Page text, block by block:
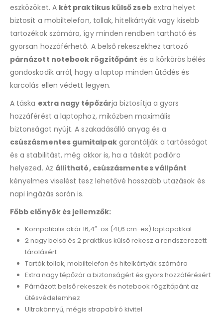
eszközöket. A két praktikus külső zsebextra helyet
biztosít a mobiltelefon, tollak, hitelkártyák vagy kisebb
tartozékok számára, így minden rendben tartható és
gyorsan hozzáférhető. A belső rekeszekhez tartozó
párnázott notebook rögzítőpánt és a körkörös bélés
gondoskodik arról, hogy a laptop minden ütődés és
karcolás ellen védett legyen.
A táska extra nagy tépőzárja biztosítja a gyors
hozzáférést a laptophoz, miközben maximális
biztonságot nyújt. A szakadásálló anyag és a
csúszásmentes gumitalpakgarantálják a tartósságot
és a stabilitást, még akkor is, ha a táskát padlóra
helyezed. Az állítható, csúszásmentes vállpánt
kényelmes viselést tesz lehetővé hosszabb utazások és
napi ingázás során is.
Főbb előnyök és jellemzők:
Kompatibilis akár 16,4″-os (41,6 cm-es) laptopokkal
2 nagy belső és 2 praktikus külső rekesz a rendszerezett
tárolásért
Tartók tollak, mobiltelefon és hitelkártyák számára
Extra nagy tépőzár a biztonságért és gyors hozzáférésért
Párnázott belső rekeszek és notebook rögzítőpánt az
ütésvédelemhez
Ultrakönnyű, mégis strapabíró kivitel